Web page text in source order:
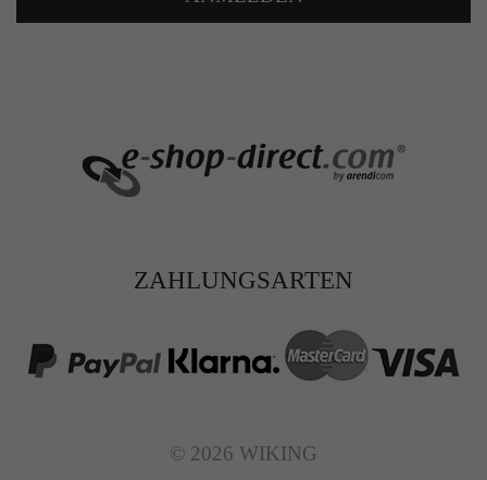
ZAHLUNGSARTEN
© 2026 WIKING